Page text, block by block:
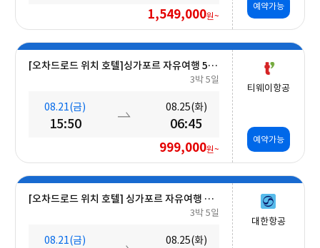
1,549,000원~
예약가능
[오차드로드 위치 호텔]싱가포르 자유여행 5일 #조식포함 #A330대형기종
3박 5일
08.21(금)
15:50
08.25(화)
06:45
999,000원~
티웨이항공
예약가능
[오차드로드 위치 호텔] 싱가포르 자유여행 5일 #조식포함
3박 5일
08.21(금) 08.25(화)
대한항공